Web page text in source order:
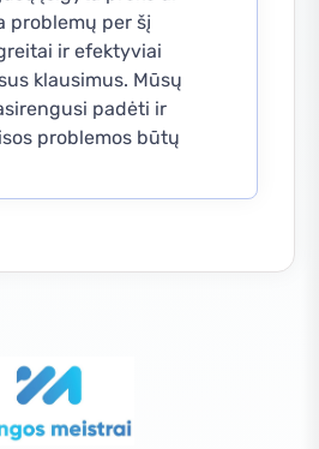
problemų per šį
ir efektyviai
klausimus. Mūsų
padėti ir
problemos būtų